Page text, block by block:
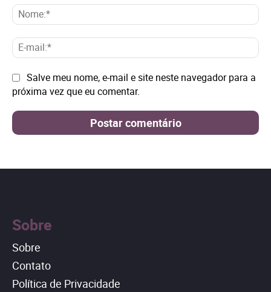
E-
Site: Salve meu nome, e-mail e site neste navegador para a
próxima vez que eu comentar.
Sobre
Sobre
Contato
Política de Privacidade